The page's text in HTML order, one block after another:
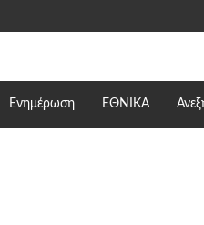
Ενημέρωση ΕΘΝΙΚΆ